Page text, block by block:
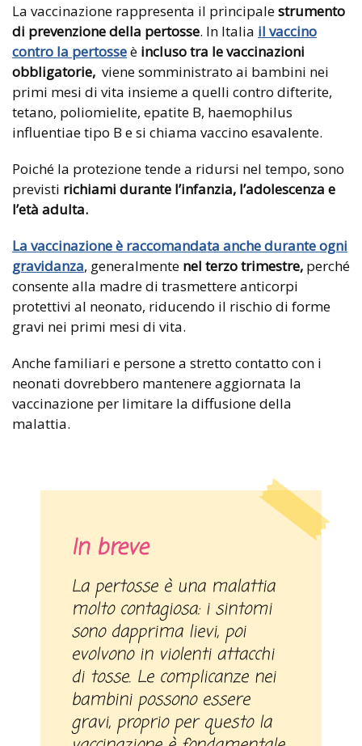
La vaccinazione rappresenta il principalestrumento
di prevenzione della pertosse. In Italia il vaccino
contro la pertosseè incluso tra le vaccinazioni
obbligatorie, viene somministrato ai bambini nei
primi mesi di vita insieme a quelli contro difterite,
tetano, poliomielite, epatite B, haemophilus
influentiae tipo B e si chiama vaccino esavalente.
Poiché la protezione tende a ridursi nel tempo, sono
previsti richiami durante l’infanzia, l’adolescenza e
l’età adulta.
La vaccinazione è raccomandata anche durante ogni
gravidanza, generalmente nel terzo trimestre, perché
consente alla madre di trasmettere anticorpi
protettivi al neonato, riducendo il rischio di forme
gravi nei primi mesi di vita.
Anche familiari e persone a stretto contatto con i
neonati dovrebbero mantenere aggiornata la
vaccinazione per limitare la diffusione della
malattia.
In breve
La pertosse è una malattia
molto contagiosa: i sintomi
sono dapprima lievi, poi
evolvono in violenti attacchi
di tosse. Le complicanze nei
bambini possono essere
gravi, proprio per questo la